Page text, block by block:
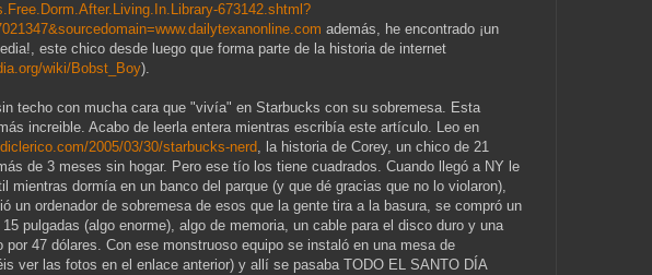
673142.shtml?
además, he encontrado ¡un
este chico desde luego que forma parte de la historia de internet
wiki/Bobst_Boy).
techo con mucha cara que "vivía" en Starbucks con su sobremesa. Esta
increible. Acabo de leerla entera mientras escribía este artículo. Leo en
2005/03/30/starbucks-nerd, la historia de Corey, un chico de 21
de 3 meses sin hogar. Pero ese tío los tiene cuadrados. Cuando llegó a NY le
mientras dormía en un banco del parque (y que dé gracias que no lo violaron),
un ordenador de sobremesa de esos que la gente tira a la basura, se compró un
pulgadas (algo enorme), algo de memoria, un cable para el disco duro y una
por 47 dólares. Con ese monstruoso equipo se instaló en una mesa de
ver las fotos en el enlace anterior) y allí se pasaba TODO EL SANTO DÍA